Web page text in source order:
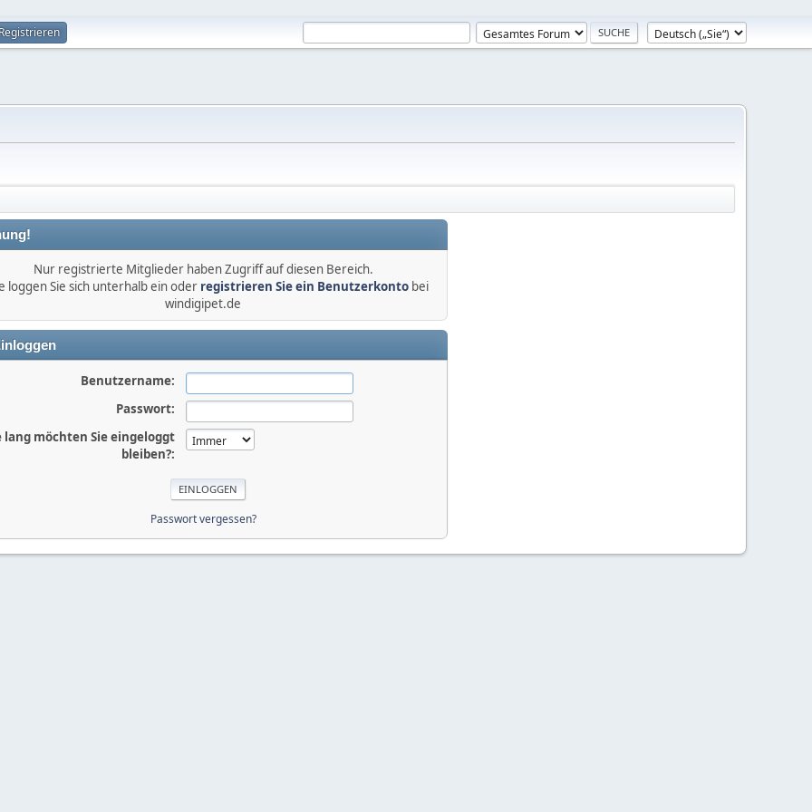
Nur registrierte Mitglieder haben Zugriff auf diesen Bereich.
loggen Sie sich unterhalb ein oder registrieren Sie ein Benutzerkontobei
windigipet.de
Benutzername:
Passwort:
lang möchten Sie eingeloggt
bleiben?:
Passwort vergessen?